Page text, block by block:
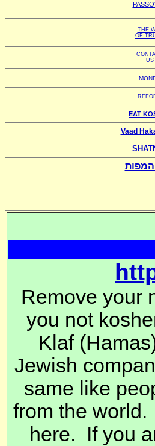
THE
OF
US
EAT
Vaad
Remove your
you not
Klaf
Jewish
same like
from the
here. If you